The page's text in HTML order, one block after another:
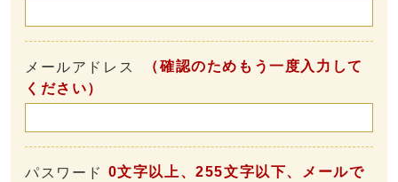
メールアドレス
（確認のためもう一度入力して
ください）
パスワード 0文字以上、255文字以下、メールで